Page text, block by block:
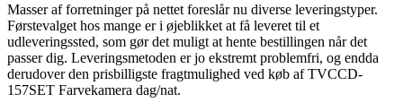
Masser af forretninger på nettet foreslår nu diverse leveringstyper.
Førstevalget hos mange er i øjeblikket at få leveret til et
udleveringssted, som gør det muligt at hente bestillingen når det
passer dig. Leveringsmetoden er jo ekstremt problemfri, og endda
derudover den prisbilligste fragtmulighed ved køb af TVCCD-
157SET Farvekamera dag/nat.